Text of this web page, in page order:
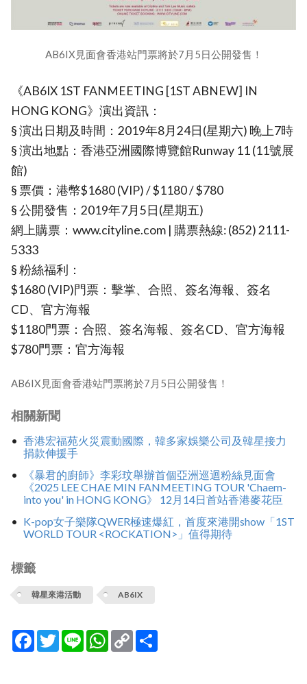
AB6IX見面會香港站門票將於7月5日公開發售！
《AB6IX 1ST FANMEETING [1ST ABNEW] IN
HONG KONG》演出資訊：
§ 演出日期及時間：2019年8月24日(星期六) 晚上7時
§ 演出地點：香港亞洲國際博覽館Runway 11 (11號展
館)
§ 票價：港幣$1680 (VIP) / $1180 / $780
§ 公開發售：2019年7月5日(星期五)
網上購票：www.cityline.com | 購票熱線: (852) 2111-
5333
§ 粉絲福利：
$1680 (VIP)門票：擊掌、合照、簽名海報、簽名
CD、官方海報
$1180門票：合照、簽名海報、簽名CD、官方海報
$780門票：官方海報
AB6IX見面會香港站門票將於7月5日公開發售！
相關新聞
香港宏福苑火災震動國際，韓多家娛樂公司及韓星接力
捐款伸援手
《暴君的廚師》李彩玟舉辦首個亞洲巡迴粉絲見面會
《2025 LEE CHAE MIN FANMEETING TOUR 'Chaem-
into you' in HONG KONG》 12月14日首站香港麥花臣
K-pop女子樂隊QWER極速爆紅，首度來港開show「1ST
WORLD TOUR <ROCKATION>」值得期待
標籤
韓星來港活動 AB6IX
Facebook
TwitterLine WhatsApp
Copy
Link